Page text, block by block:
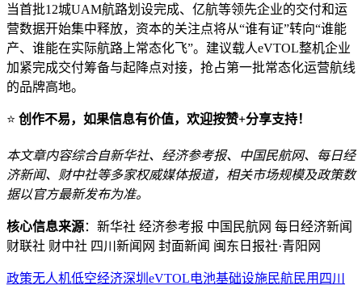
当首批12城UAM航路划设完成、亿航等领先企业的交付和运
营数据开始集中释放，资本的关注点将从“谁有证”转向“谁能
产、谁能在实际航路上常态化飞”。建议载人eVTOL整机企业
加紧完成交付筹备与起降点对接，抢占第一批常态化运营航线
的品牌高地。
⭐ 创作不易，如果信息有价值，欢迎按赞+分享支持！
本文章内容综合自新华社、经济参考报、中国民航网、每日经
济新闻、财中社等多家权威媒体报道，相关市场规模及政策数
据以官方最新发布为准。
核心信息来源：新华社 经济参考报 中国民航网 每日经济新闻
财联社 财中社 四川新闻网 封面新闻 闽东日报社·青阳网
政策无人机低空经济深圳 eVTOL电池基础设施民航民用 四川